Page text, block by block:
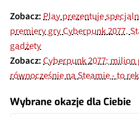
Zobacz:Play prezentuje
premiery gry Cyberpunk 2077.
gadżety
Zobacz:Cyberpunk 2077: milion
równocześnie na Steamie - to
Wybrane okazje dla Ciebie